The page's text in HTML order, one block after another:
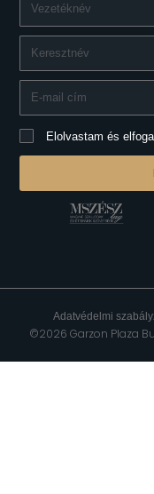
Elolvastam és
©2026 Garzon Plaza
Adatvédelmi